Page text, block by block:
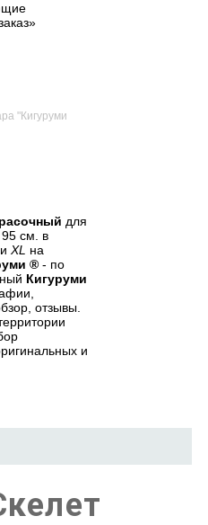
"Кигуруми
для
95 см. в
и XL на
® - по
Кигуруми
отзывы.
и